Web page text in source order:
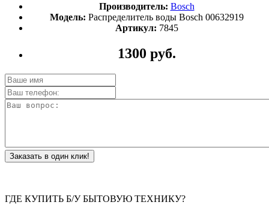
Производитель: Bosch
Модель: Распределитель воды Bosch 00632919
Артикул: 7845
1300 руб.
Заказать в один клик!
ГДЕ КУПИТЬ Б/У БЫТОВУЮ ТЕХНИКУ?